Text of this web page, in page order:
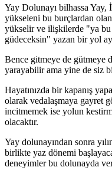
Yay Dolunayı bilhassa Yay,
yükseleni bu burçlardan
yükselir ve ilişkilerde "ya
güdeceksin" yazan bir yol
Bence gitmeye de gütmeye
yarayabilir ama yine de siz
Hayatınızda bir kapanış
olarak vedalaşmaya gayret
incitmemek ise yolun
olacaktır.
Yay dolunayından sonra
birlikte yaz dönemi
deneyimler bu dolunayda